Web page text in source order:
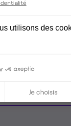
utilisons des
Je choisis